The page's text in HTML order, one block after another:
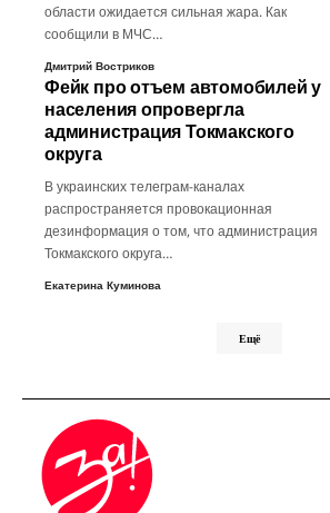
области ожидается сильная жара. Как
сообщили в МЧС…
Дмитрий Востриков
Фейк про отъем автомобилей у
населения опровергла
администрация Токмакского
округа
В украинских телеграм-каналах
распространяется провокационная
дезинформация о том, что администрация
Токмакского округа…
Екатерина Куминова
Ещё